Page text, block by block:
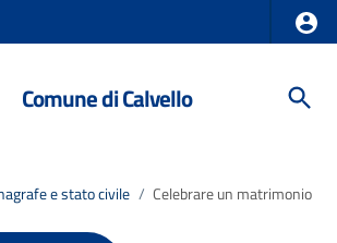
Comune di Calvello
e stato civile / Celebrare un matrimonio